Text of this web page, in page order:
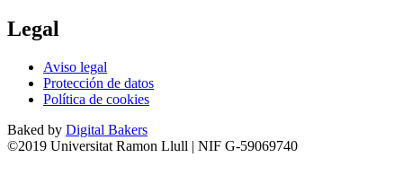
Legal
Aviso legal
Protección de datos
Política de cookies
Baked by Digital Bakers
©2019 Universitat Ramon Llull | NIF G-59069740